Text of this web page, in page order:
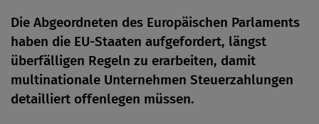
Die Abgeordneten des Europäischen Parlaments
haben die EU-Staaten aufgefordert, längst
überfälligen Regeln zu erarbeiten, damit
multinationale Unternehmen Steuerzahlungen
detailliert offenlegen müssen.